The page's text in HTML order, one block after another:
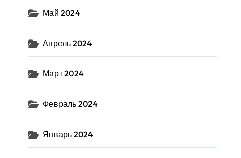
Май 2024
Апрель 2024
Март 2024
Февраль 2024
Январь 2024